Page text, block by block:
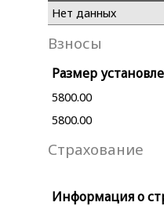
Нет данных
Взносы
Размер
5800.00
5800.00
Страхование
Информация о